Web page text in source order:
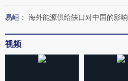
易峘 ： 海外能源供给缺口对中国的影响
视频